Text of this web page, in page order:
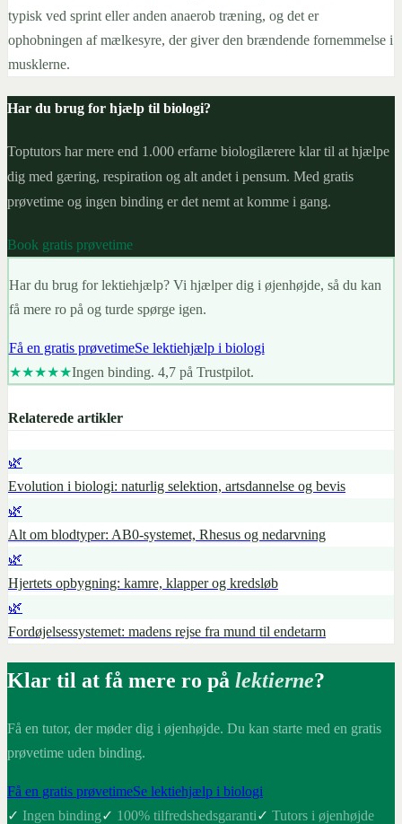
typisk ved sprint eller anden anaerob træning, og det er
ophobningen af mælkesyre, der giver den brændende fornemmelse i
musklerne.
Har du brug for hjælp til biologi?
Toptutors har mere end 1.000 erfarne biologilærere klar til at hjælpe
dig med gæring, respiration og alt andet i pensum. Med gratis
prøvetime og ingen binding er det nemt at komme i gang.
Book gratis prøvetime
Har du brug for lektiehjælp? Vi hjælper dig i øjenhøjde, så du kan
få mere ro på og turde spørge igen.
Få en gratis prøvetimeSe lektiehjælp i biologi
★★★★★Ingen binding. 4,7 på Trustpilot.
Relaterede artikler
🌿
Evolution i biologi: naturlig selektion, artsdannelse og bevis
🌿
Alt om blodtyper: AB0-systemet, Rhesus og nedarvning
🌿
Hjertets opbygning: kamre, klapper og kredsløb
🌿
Fordøjelsessystemet: madens rejse fra mund til endetarm
Klar til at få mere ro på lektierne?
Få en tutor, der møder dig i øjenhøjde. Du kan starte med en gratis
prøvetime uden binding.
Få en gratis prøvetimeSe lektiehjælp i biologi
✓ Ingen binding✓ 100% tilfredshedsgaranti✓ Tutors i øjenhøjde